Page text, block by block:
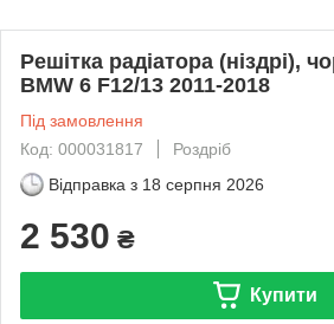
Решітка радіатора (ніздрі),
BMW 6 F12/13 2011-2018
Під замовлення
Код: 000031817
Роздріб
Відправка з 18 серпня 2026
2 530 ₴
Купити